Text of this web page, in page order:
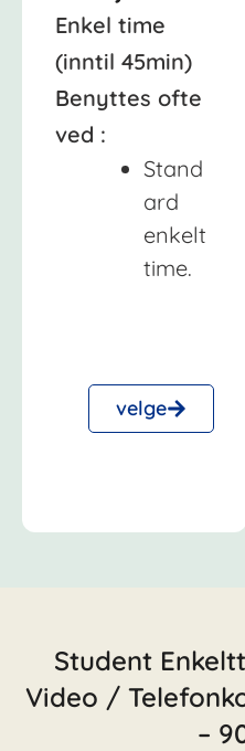
Enkel time
(inntil 45min)
Benyttes ofte
ved :
Stand
ard
enkelt
time.
velge
Student
Video /
–